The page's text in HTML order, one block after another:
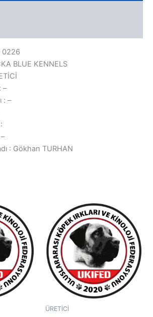
0226
BLUE KENNELS
–
: –
: Gökhan TURHAN
ÜRETİCİ